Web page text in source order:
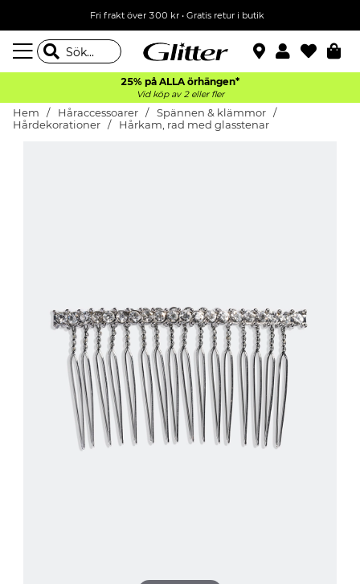
Fri frakt över 300 kr• Gratis retur i butik
25% på ALLA örhängen*
Vid köp av 2 eller fler
Hem Håraccessoarer
Spännen & klämmor
Hårdekorationer
Hårkam, rad med glasstenar